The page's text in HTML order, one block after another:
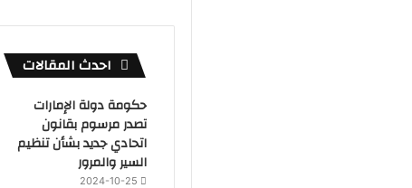
احدث المقالات
حكومة دولة الإمارات
تصدر مرسوم بقانون
اتحادي جديد بشأن تنظيم
السير والمرور
2024-10-25